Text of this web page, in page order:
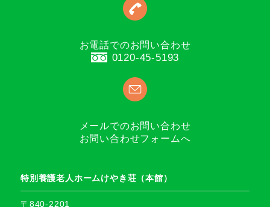
お電話でのお問い合わせ
0120-45-5193
メールでのお問い合わせ
お問い合わせフォームへ
特別養護老人ホームけやき荘（本館）
〒840-2201